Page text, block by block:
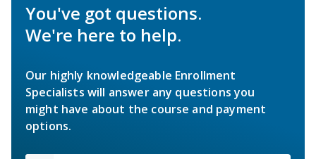
You've got questions.
We're here to help.
Our highly knowledgeable Enrollment
Specialists will answer any questions you
might have about the course and payment
options.